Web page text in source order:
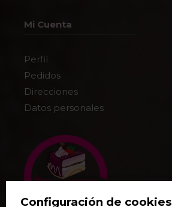
Configuración de cookies
Mi Cuenta
Perfil
Pedidos
Direcciones
Datos personales